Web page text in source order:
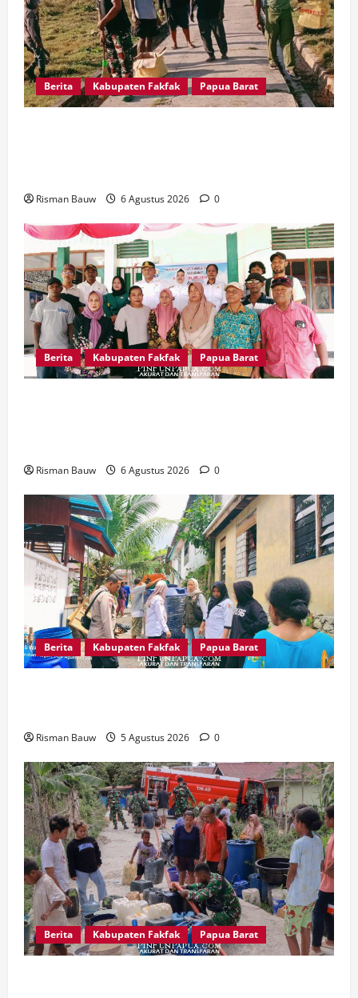
Berita Kabupaten Fakfak Papua Barat
Risman Bauw 6 Agustus 2026 0
Berita Kabupaten Fakfak Papua Barat
Risman Bauw 6 Agustus 2026 0
Berita Kabupaten Fakfak Papua Barat
Risman Bauw 5 Agustus 2026 0
Berita Kabupaten Fakfak Papua Barat